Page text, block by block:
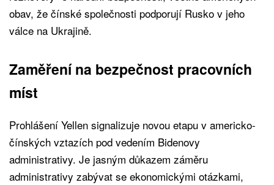
obav, že čínské společnosti podporují Rusko v jeho
válce na Ukrajině.
Zaměření na bezpečnost pracovních
míst
Prohlášení Yellen signalizuje novou etapu v americko-
čínských vztazích pod vedením Bidenovy
administrativy. Je jasným důkazem záměru
administrativy zabývat se ekonomickými otázkami,